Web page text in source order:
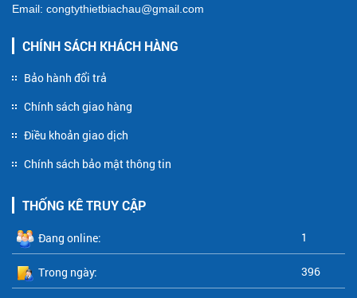
Email: congtythietbiachau@gmail.com
CHÍNH SÁCH KHÁCH HÀNG
Bảo hành đổi trả
Chính sách giao hàng
Điều khoản giao dịch
Chính sách bảo mật thông tin
THỐNG KÊ TRUY CẬP
Đang online: 1
Trong ngày: 396